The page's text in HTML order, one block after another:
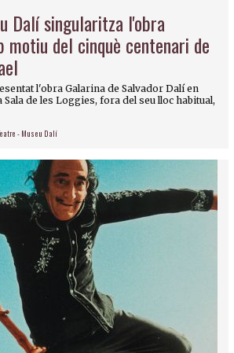
Dalí singularitza l'obra
motiu del cinquè centenari de
l'obra Galarina de Salvador Dalí en
Sala de les Loggies, fora del seu lloc habitual,
- Museu Dalí